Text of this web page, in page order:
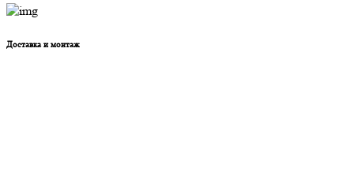
Доставка и монтаж